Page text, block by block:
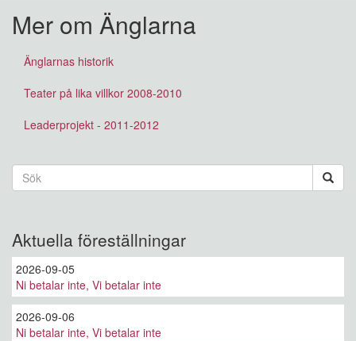
Mer om Änglarna
Änglarnas historik
Teater på lika villkor 2008-2010
Leaderprojekt - 2011-2012
Sökformulär
Aktuella föreställningar
2026-09-05
Ni betalar inte, Vi betalar inte
2026-09-06
Ni betalar inte, Vi betalar inte